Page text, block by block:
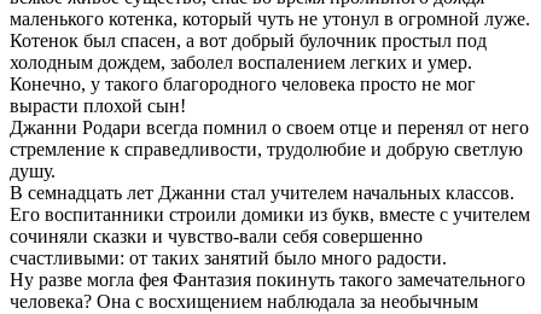
маленького котенка, который чуть не утонул в огромной луже.
Котенок был спасен, а вот добрый булочник простыл под
холодным дождем, заболел воспалением легких и умер.
Конечно, у такого благородного человека просто не мог
вырасти плохой сын!
Джанни Родари всегда помнил о своем отце и перенял от него
стремление к справедливости, трудолюбие и добрую светлую
душу.
В семнадцать лет Джанни стал учителем начальных классов.
Его воспитанники строили домики из букв, вместе с учителем
сочиняли сказки и чувство-вали себя совершенно
счастливыми: от таких занятий было много радости.
Ну разве могла фея Фантазия покинуть такого замечательного
человека? Она с восхищением наблюдала за необычным